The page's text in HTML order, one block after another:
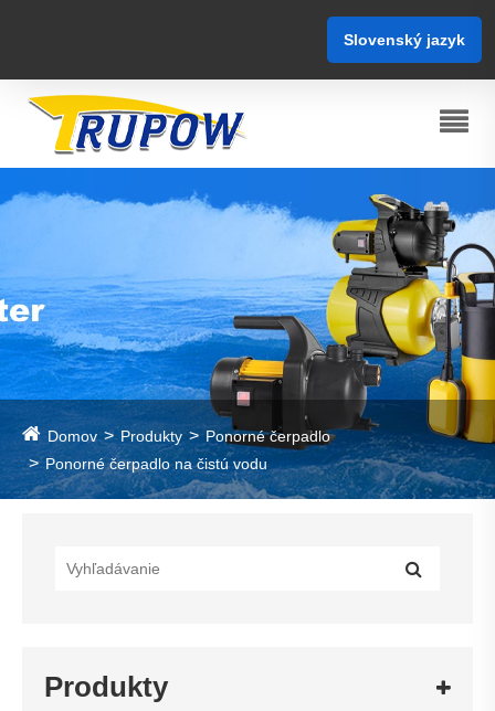
Slovenský jazyk
Domov Produkty
Ponorné čerpadlo
Ponorné čerpadlo na čistú vodu
Produkty